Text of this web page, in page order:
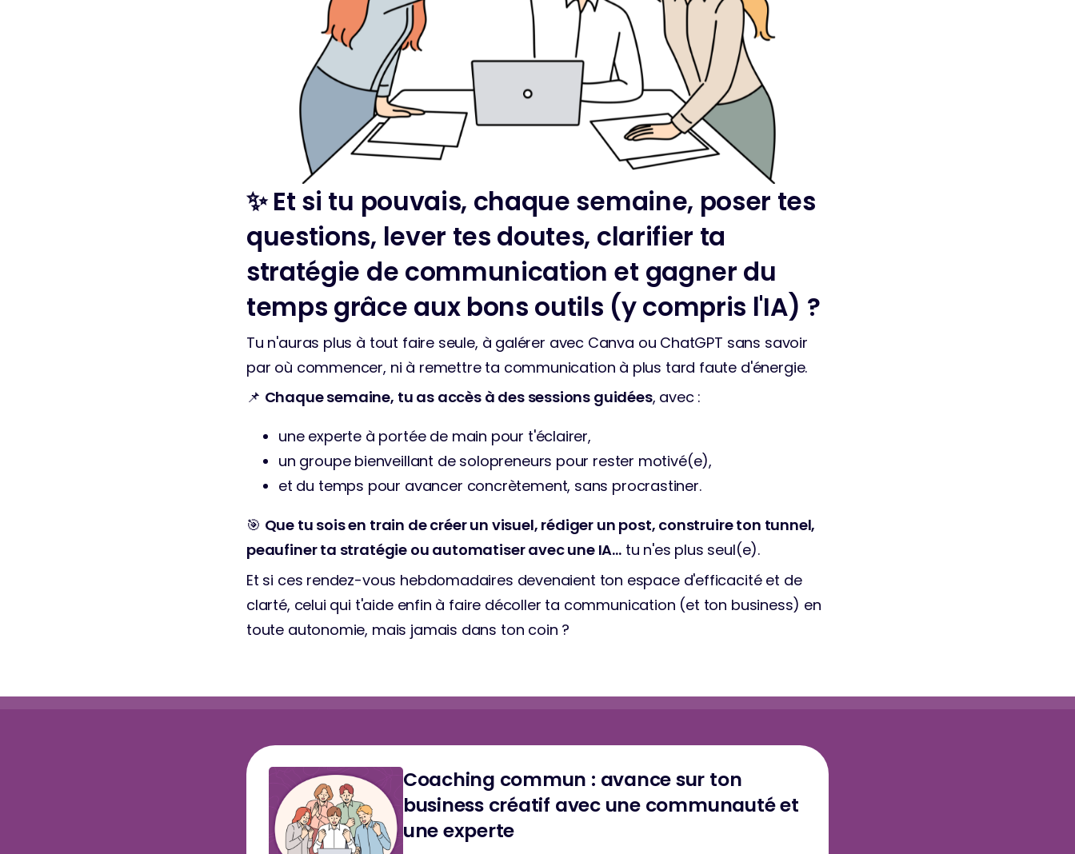
✨ Et si tu pouvais, chaque semaine, poser tes
questions, lever tes doutes, clarifier ta
stratégie de communication et gagner du
temps grâce aux bons outils (y compris l'IA) ?
Tu n'auras plus à tout faire seule, à galérer avec Canva ou ChatGPT sans savoir
par où commencer, ni à remettre ta communication à plus tard faute d'énergie.
📌 Chaque semaine, tu as accès à des sessions guidées, avec :
une experte à portée de main pour t'éclairer,
un groupe bienveillant de solopreneurs pour rester motivé(e),
et du temps pour avancer concrètement, sans procrastiner.
🎯 Que tu sois en train de créer un visuel, rédiger un post, construire ton tunnel,
peaufiner ta stratégie ou automatiser avec une IA… tu n'es plus seul(e).
Et si ces rendez-vous hebdomadaires devenaient ton espace d'efficacité et de
clarté, celui qui t'aide enfin à faire décoller ta communication (et ton business) en
toute autonomie, mais jamais dans ton coin ?
Coaching commun : avance sur ton
business créatif avec une communauté et
une experte